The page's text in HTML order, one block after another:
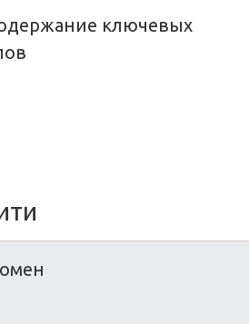
ключевых